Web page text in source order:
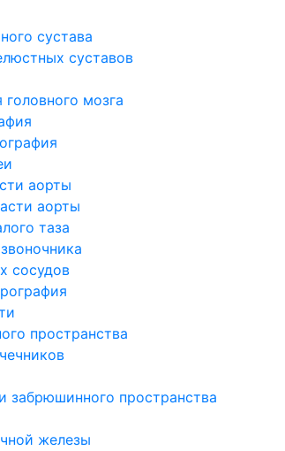
сустава
суставов
мозга
аорты
аорты
таза
сосудов
пространства
пространства
железы